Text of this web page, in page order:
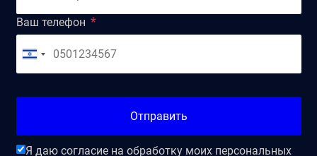
Ваш телефон
Отправить
Я даю согласие на обработку моих персональных